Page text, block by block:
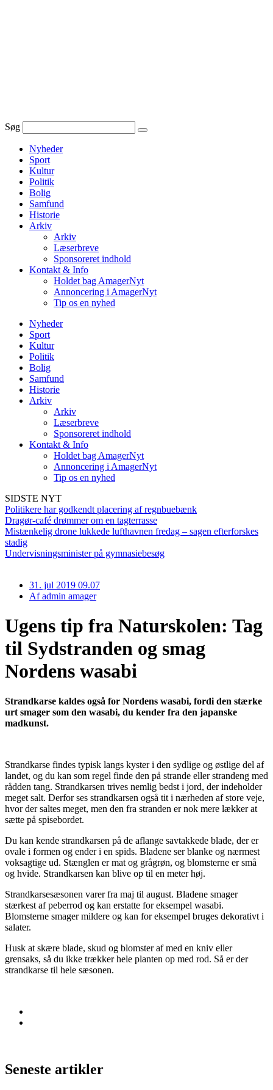
Søg
Nyheder
Sport
Kultur
Politik
Bolig
Samfund
Historie
Arkiv
Arkiv
Læserbreve
Sponsoreret indhold
Kontakt & Info
Holdet bag AmagerNyt
Annoncering i AmagerNyt
Tip os en nyhed
Nyheder
Sport
Kultur
Politik
Bolig
Samfund
Historie
Arkiv
Arkiv
Læserbreve
Sponsoreret indhold
Kontakt & Info
Holdet bag AmagerNyt
Annoncering i AmagerNyt
Tip os en nyhed
SIDSTE NYT
Politikere har godkendt placering af regnbuebænk
Dragør-café drømmer om en tagterrasse
Mistænkelig drone lukkede lufthavnen fredag – sagen efterforskes
stadig
Undervisningsminister på gymnasiebesøg
31. jul 2019 09.07
Afadmin amager
Ugens tip fra Naturskolen: Tag
til Sydstranden og smag
Nordens wasabi
Strandkarse kaldes også for Nordens wasabi, fordi den stærke
urt smager som den wasabi, du kender fra den japanske
madkunst.
Strandkarse findes typisk langs kyster i den sydlige og østlige del af
landet, og du kan som regel finde den på strande eller strandeng med
rådden tang. Strandkarsen trives nemlig bedst i jord, der indeholder
meget salt. Derfor ses strandkarsen også tit i nærheden af store veje,
hvor der saltes meget, men den fra stranden er nok mere lækker at
sætte på spisebordet.
Du kan kende strandkarsen på de aflange savtakkede blade, der er
ovale i formen og ender i en spids. Bladene ser blanke og nærmest
voksagtige ud. Stænglen er mat og grågrøn, og blomsterne er små
og hvide. Strandkarsen kan blive op til en meter høj.
Strandkarsesæsonen varer fra maj til august. Bladene smager
stærkest af peberrod og kan erstatte for eksempel wasabi.
Blomsterne smager mildere og kan for eksempel bruges dekorativt i
salater.
Husk at skære blade, skud og blomster af med en kniv eller
grensaks, så du ikke trækker hele planten op med rod. Så er der
strandkarse til hele sæsonen.
Seneste artikler